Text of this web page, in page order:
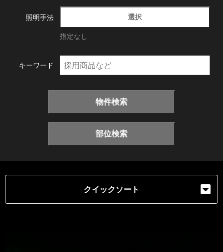
照明手法 選択
指定なし
キーワード
物件検索
部位検索
クイックソート